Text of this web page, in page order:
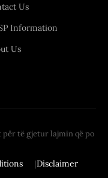
Us
Information
Us
për të gjetur lajmin që po
Disclaimer